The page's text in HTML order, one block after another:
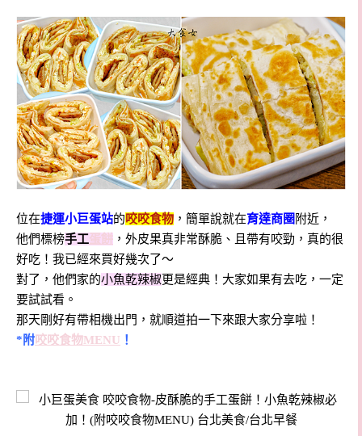
位在捷運小巨蛋站的咬咬食物 ，簡單說就在育達商圈 附近，
他們標榜手工蛋餅 ，外皮果真非常酥脆、且帶有咬勁，真的很
好吃！我已經來買好幾次了～
對了，他們家的小魚乾辣椒更是經典！大家如果有去吃，一定
要試試看。
那天剛好有帶相機出門，就順道拍一下來跟大家分享啦！
*附咬咬食物MENU ！